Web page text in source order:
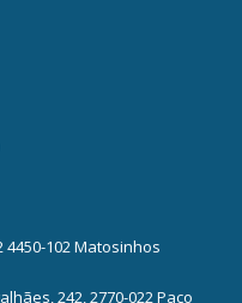
102 Matosinhos
242, 2770-022 Paço